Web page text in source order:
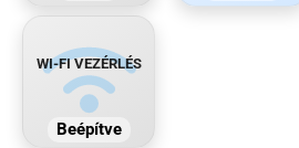
WI-FI VEZÉRLÉS
Beépítve